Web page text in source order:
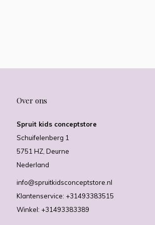
Over ons
Spruit kids conceptstore
Schuifelenberg 1
5751 HZ, Deurne
Nederland
info@spruitkidsconceptstore.nl
Klantenservice: +31493383515
Winkel: +31493383389